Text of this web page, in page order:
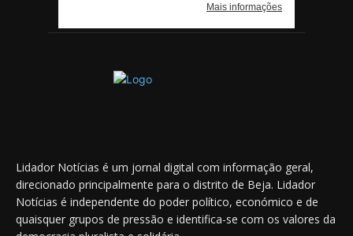
Lidador Notícias é um jornal digital com informação geral,
direcionado principalmente para o distrito de Beja. Lidador
Notícias é independente do poder político, económico e de
quaisquer grupos de pressão e identifica-se com os valores da